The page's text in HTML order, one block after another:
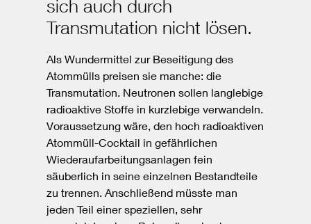
sich auch durch
Transmutation nicht lösen.
Als Wundermittel zur Beseitigung des
Atommülls preisen sie manche: die
Transmutation. Neutronen sollen langlebige
radioaktive Stoffe in kurzlebige verwandeln.
Voraussetzung wäre, den hoch radioaktiven
Atommüll-Cocktail in gefährlichen
Wiederaufarbeitungsanlagen fein
säuberlich in seine einzelnen Bestandteile
zu trennen. Anschließend müsste man
jeden Teil einer speziellen, sehr